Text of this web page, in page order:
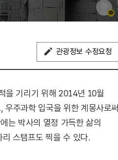
관광정보 수정요청
을 기리기 위해 2014년 10월
주과학 입국을 위한 계몽사로써
는 박사의 열정 가득한 삶의
스탬프도 찍을 수 있다.